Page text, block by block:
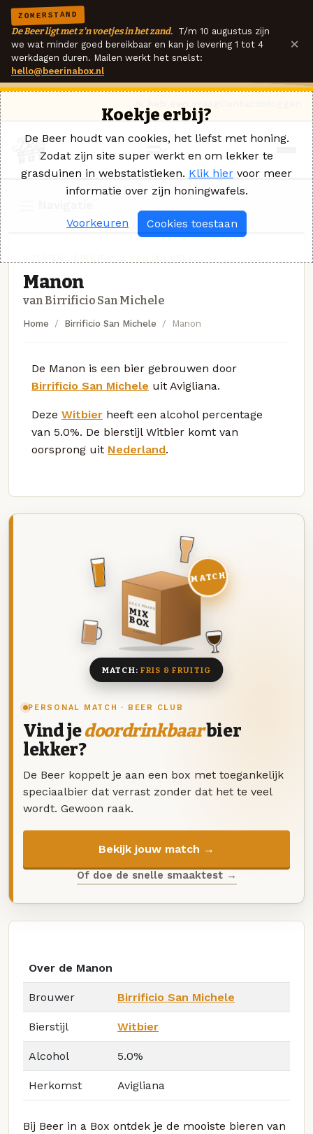
ZOMERSTAND
De Beer ligt met z'n voetjes in het zand. T/m 10 augustus zijn
we wat minder goed bereikbaar en kan je levering 1 tot 4
werkdagen duren. Mailen werkt het snelst:
hello@beerinabox.nl
×
Manon
van Birrificio San Michele
Home Birrificio San Michele Manon
De Manon is een bier gebrouwen door
Birrificio San Michele uit Avigliana.
Deze Witbier heeft een alcohol percentage
van 5.0%. De bierstijl Witbier komt van
oorsprong uit Nederland.
PERSONAL MATCH · BEER CLUB
Vind jedoordrinkbaarbier
lekker?
De Beer koppelt je aan een box met toegankelijk
speciaalbier dat verrast zonder dat het te veel
wordt. Gewoon raak.
Bekijk jouw match →
Of doe de snelle smaaktest →
DEZE MAAND
MIX
BOX
8 BIEREN
MATCH
MATCH: FRIS & FRUITIG
Over de Manon
Brouwer Birrificio San Michele
Bierstijl Witbier
Alcohol 5.0%
Herkomst Avigliana
Bij Beer in a Box ontdek je de mooiste bieren van
Koekje erbij?
De Beer houdt van cookies, het liefst met honing.
Zodat zijn site super werkt en om lekker te
grasduinen in webstatistieken. Klik hier voor meer
informatie over zijn honingwafels.
Voorkeuren Cookies toestaan